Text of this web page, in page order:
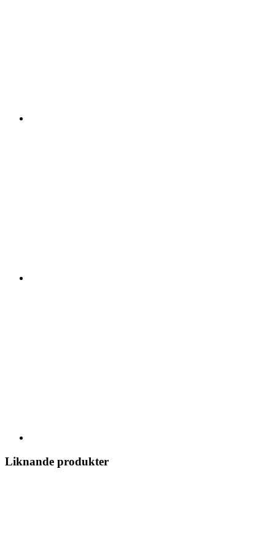
Liknande produkter